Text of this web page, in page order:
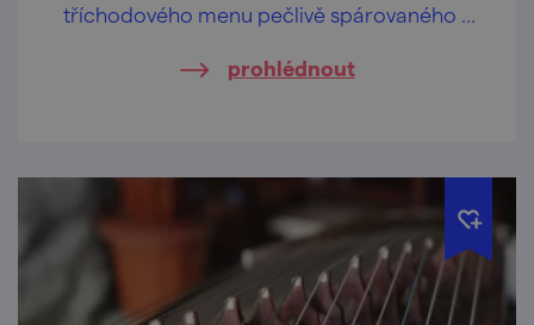
tříchodového menu pečlivě spárovaného s
prohlédnout